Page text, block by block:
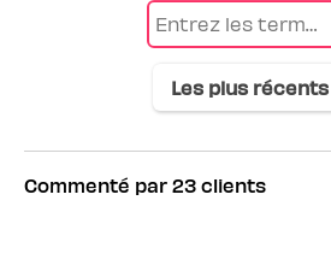
Commenté par 23 clients